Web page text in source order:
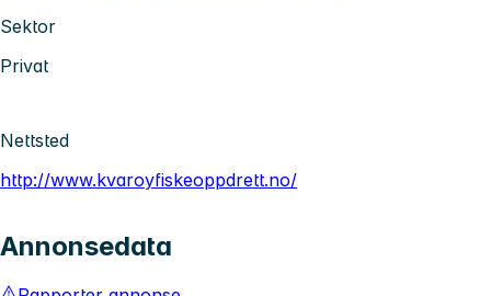
Sektor
Privat
Nettsted
http://www.kvaroyfiskeoppdrett.no/
Annonsedata